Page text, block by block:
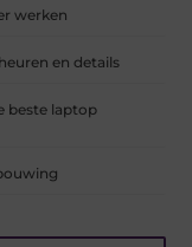
werken
en details
beste laptop